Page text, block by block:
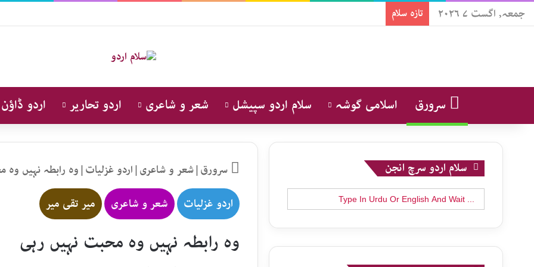
جمعہ, اگست ۷ ۲۰۲۶ تازہ سلام
سرورق اسلامی گوشہ سلام اردو سپیشل شعر و شاعری اردو تحاریر اردو
سرورق|شعر و شاعری|اردو غزلیات|وہ رابطہ نہیں وہ
اردو غزلیات شعر و شاعری میر تقی میر
وہ رابطہ نہیں وہ محبت نہیں رہی
سلام اردو سرچ انجن
Search
for: